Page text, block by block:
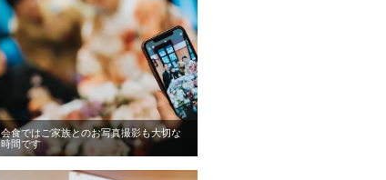
会食ではご家族とのお写真撮影も大切な
時間です